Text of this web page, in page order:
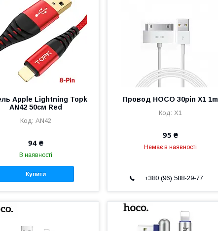
Apple Lightning Topk
AN42 50см Red
AN42
94 ₴
В наявності
Купити
Провод HOCO 30pin X1 1m
X1
95 ₴
Немає в наявності
+380 (96) 588-29-77